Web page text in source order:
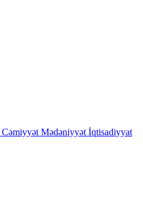
Cəmiyyət Mədəniyyət İqtisadiyyat